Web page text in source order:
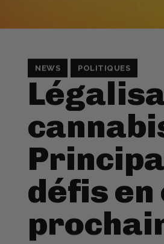
NEWS POLITIQUES
défis